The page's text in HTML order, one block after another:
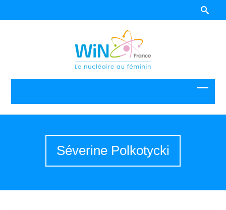
Séverine Polkotycki